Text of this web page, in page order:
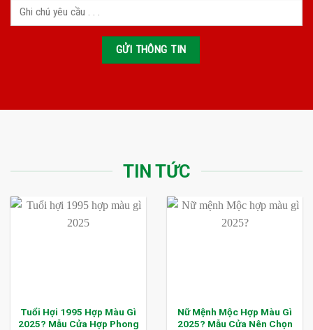
TIN TỨC
Tuổi Hợi 1995 Hợp Màu Gì
2025? Mẫu Cửa Hợp Phong
Nữ Mệnh Mộc Hợp Màu Gì
2025? Mẫu Cửa Nên Chọn